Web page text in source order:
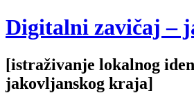
Digitalni zavičaj –
[istraživanje lokalnog
jakovljanskog kraja]